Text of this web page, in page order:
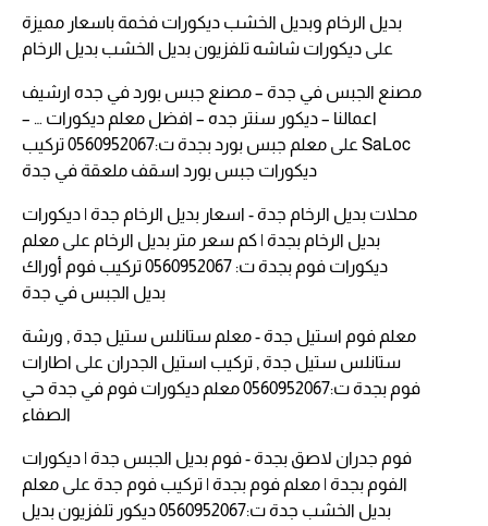
بديل الرخام وبديل الخشب ديكورات فخمة باسعار مميزة
على ديكورات شاشه تلفزيون بديل الخشب بديل الرخام
مصنع الجبس في جدة – مصنع جبس بورد في جده ارشيف
اعمالنا – ديكور سنتر جده – افضل معلم ديكورات … –
SaLoc على
معلم جبس بورد بجدة ت:0560952067 تركيب
ديكورات جبس بورد اسقف ملعقة في جدة
محلات بديل الرخام جدة - اسعار بديل الرخام جدة | ديكورات
بديل الرخام بجدة | كم سعر متر بديل الرخام على معلم
ديكورات فوم بجدة ت: 0560952067 تركيب فوم أوراك
بديل الجبس في جدة
معلم فوم استيل جدة - معلم ستانلس ستيل جدة , ورشة
ستانلس ستيل جدة , تركيب استيل الجدران على اطارات
فوم بجدة ت:0560952067 معلم ديكورات فوم في جدة حي
الصفاء
فوم جدران لاصق بجدة - فوم بديل الجبس جدة | ديكورات
الفوم بجدة | معلم فوم بجدة | تركيب فوم جدة على معلم
بديل الخشب جدة ت:0560952067 ديكور تلفزيون بديل